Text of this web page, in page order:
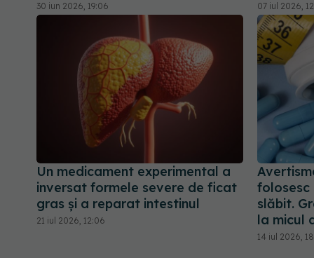
30 iun 2026, 19:06 07 iul 2026,
Un medicament experimental a
inversat formele severe de ficat
gras și a reparat intestinul
21 iul 2026, 12:06
folosesc
slăbit.
la micul
14 iul 2026,